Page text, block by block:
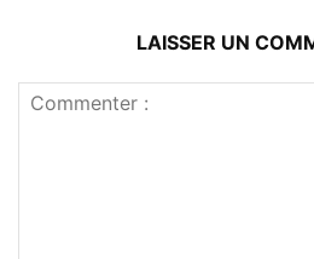
LAISSER UN